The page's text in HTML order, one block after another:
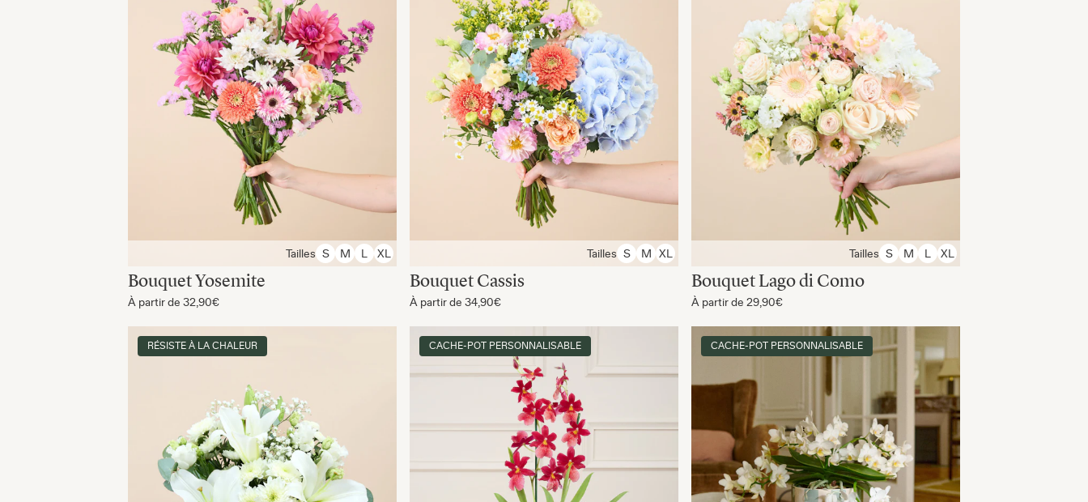
Tailles S M XL
Bouquet Yosemite
À partir de 32,90€
Tailles S M XL
Bouquet Cassis
À partir de 34,90€
Tailles S M XL
Bouquet Lago di Como
À partir de 29,90€
RÉSISTE À LA CHALEUR CACHE-POT PERSONNALISABLE CACHE-POT PERSONNALISABLE